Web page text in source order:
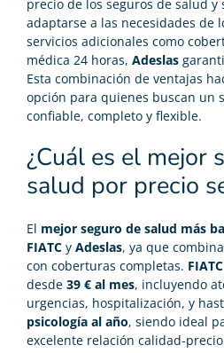
precio de los seguros de salud y
adaptarse a las necesidades de
servicios adicionales como
médica 24 horas, Adeslas
Esta combinación de ventajas
opción para quienes buscan un
confiable, completo y flexible.
¿Cuál es el mejor
salud por precio
El mejor seguro de salud más
FIATC y Adeslas, ya que
con coberturas completas. FIATC
desde 39 € al mes, incluyendo
urgencias, hospitalización, y
psicología al año, siendo ideal
excelente relación calidad-